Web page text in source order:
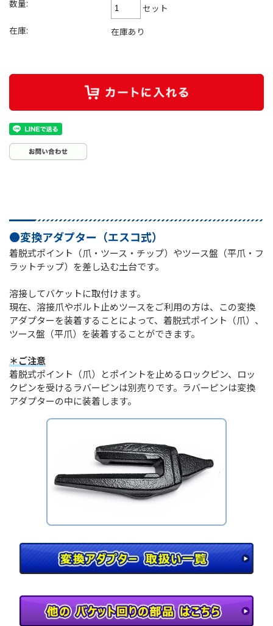
数量:
セット
在庫:
在庫あり
●変換アダプター（エスコ式）
着脱式ポイント（爪・ツース・チップ）やツース盤（平爪・フ
ラットチップ）を差し込む土台です。
溶接してバケットに取付けます。
現在、溶接爪やボルト止めツースをご利用の方は、この変換
アダプターを装着することによって、着脱式ポイント（爪）、
ツース盤（平爪）を装着することができます。
＊ご注意
着脱式ポイント（爪）とポイントを止めるロックピン、ロッ
クピンを受けるラバーピンは別売りです。ラバーピンは変換
アダプターの中に装着します。